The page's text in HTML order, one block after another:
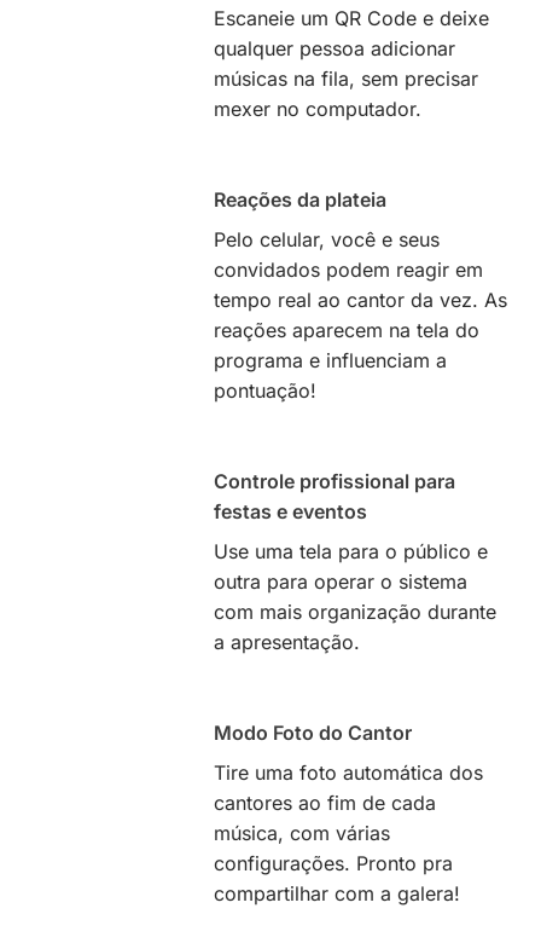
Escaneie um QR Code e deixe
qualquer pessoa adicionar
músicas na fila, sem precisar
mexer no computador.
Reações da plateia
Pelo celular, você e seus
convidados podem reagir em
tempo real ao cantor da vez. As
reações aparecem na tela do
programa e influenciam a
pontuação!
Controle profissional para
festas e eventos
Use uma tela para o público e
outra para operar o sistema
com mais organização durante
a apresentação.
Modo Foto do Cantor
Tire uma foto automática dos
cantores ao fim de cada
música, com várias
configurações. Pronto pra
compartilhar com a galera!